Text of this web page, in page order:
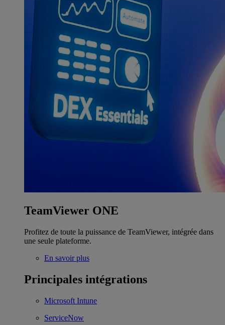
TeamViewer ONE
Profitez de toute la puissance de TeamViewer, intégrée dans
une seule plateforme.
En savoir plus
Principales intégrations
Microsoft Intune
ServiceNow